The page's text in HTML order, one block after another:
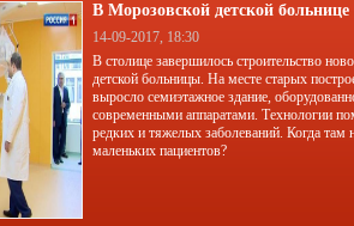
В Морозовской детской
корпус
14-09-2017, 18:30
В столице завершилось строительство
детской больницы. На месте старых
выросло семиэтажное здание,
современными аппаратами. Технологии
редких и тяжелых заболеваний. Когда там
маленьких пациентов?